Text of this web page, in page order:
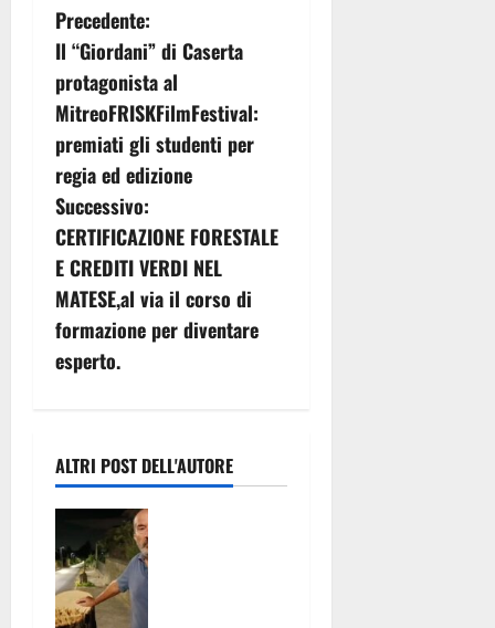
N
a
v
i
g
a
z
i
e
a
r
Precedente:
Il “Giordani” di Caserta
protagonista al
MitreoFRISKFilmFestival:
premiati gli studenti per
regia ed edizione
Successivo:
CERTIFICAZIONE FORESTALE
E CREDITI VERDI NEL
MATESE,al via il corso di
formazione per diventare
esperto.
ALTRI POST DELL'AUTORE